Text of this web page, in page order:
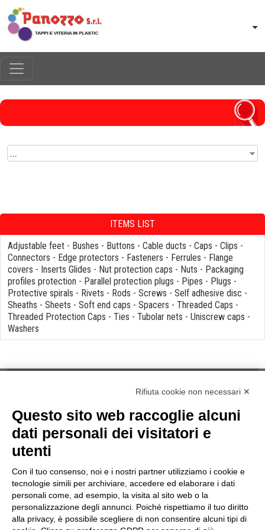
...
ITEMS LIST
Adjustable feet - Bushes - Buttons - Cable ducts - Caps - Clips -
Connectors - Edge protectors - Fasteners - Ferrules - Flange
covers - Inserts Glides - Nut protection caps - Nuts - Packaging
profiles protection - Parallel protection plugs - Pipes - Plugs -
Protective spirals - Rivets - Rods - Screws - Self adhesive disc -
Sheaths - Sheets - Soft end caps - Spacers - Threaded Caps -
Threaded Protection Caps - Ties - Tubolar nets - Uniscrew caps -
Washers
NOTES
Privacy Law
Quality Policy
INFORMATIONS
Contacts
How to find us
Rifiuta cookie non necessari ✕
Questo sito web raccoglie alcuni
dati personali dei visitatori e
utenti
Con il tuo consenso, noi e i nostri partner utilizziamo i cookie e
tecnologie simili per archiviare, accedere ed elaborare i dati
personali come, ad esempio, la visita al sito web o la
personalizzazione degli annunci. Poiché rispettiamo il tuo diritto
alla privacy, è possibile scegliere di non consentire alcuni tipi di